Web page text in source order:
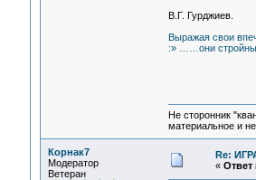
В.Г. Гурджиев.
Выражая свои
:» ……они стройны
Не сторонник
материальное и
Корнак7
Модератор
Ветеран
Re:
« Ответ